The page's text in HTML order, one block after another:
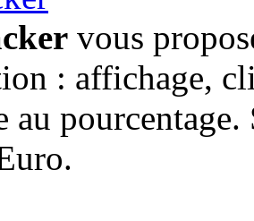
vous
: affichage,
au